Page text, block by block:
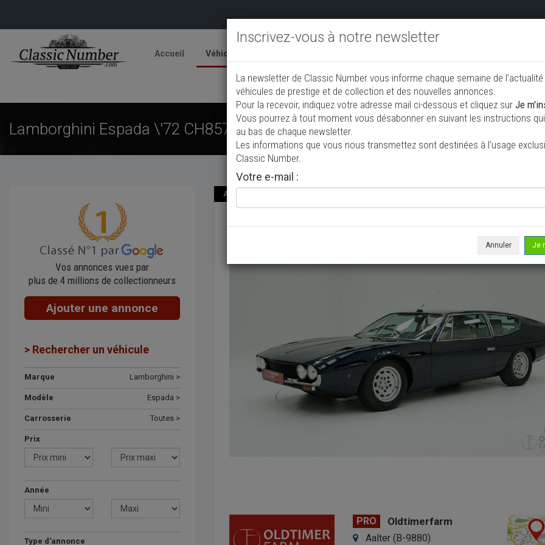
Accueil Véhicules
Ajouter une annonce
Lamborghini Espada \'72 CH8576
Vos annonces vues par
plus de 4 millions de collectionneurs
Ajouter une annonce
> Rechercher un véhicule
Marque Lamborghini >
Modèle Espada >
Carrosserie Toutes >
Prix
Année
Type d'annonce
Annonce actualisée le 06/08/2026 ( il y a 2 jours )
Lamborghini Espada \'72 CH8576
PRO Oldtimerfarm
Aalter (B-9880)
Inscrivez-vous à notre newsletter
La newsletter de Classic Number vous informe chaque semaine de
véhicules de prestige et de collection et des nouvelles annonces.
Pour la recevoir, indiquez votre adresse mail ci-dessous et cliquez sur Je
Vous pourrez à tout moment vous désabonner en suivant les instructions
au bas de chaque newsletter.
Les informations que vous nous transmettez sont destinées à l’usage
Classic Number.
Votre e-mail :
Annuler Je